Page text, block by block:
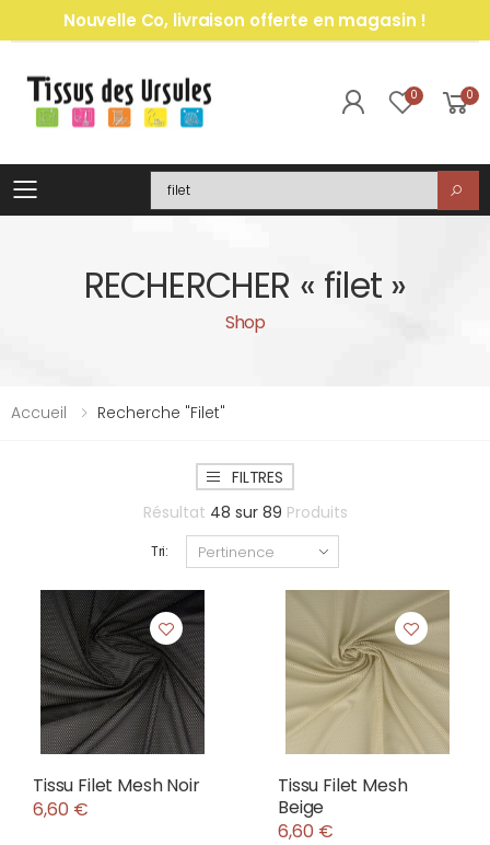
Nouvelle Co, livraison offerte en magasin !
0 0
Toggle mobile menu
Recherche
RECHERCHER « filet »
Shop
Accueil Recherche "filet"
FILTRES
Résultat 48 sur 89 Produits
Tri:
Tissu Filet Mesh Noir
6,60 €
Tissu Filet Mesh
Beige
6,60 €